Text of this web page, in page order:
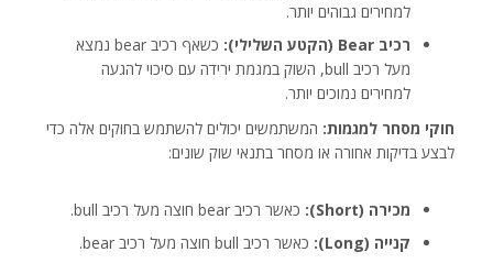
למחירים גבוהים יותר.
רכיב Bear (הקטע השלילי):
כשאף רכיב bear נמצא
מעל רכיב bull, השוק במגמת ירידה עם סיכוי להגעה
למחירים נמוכים יותר.
חוקי מסחר למגמות: המשתמשים יכולים להשתמש בחוקים אלה כדי
לבצע בדיקות אחורה או מסחר בתנאי שוק שונים:
מכירה (Short):
כאשר רכיב bear חוצה מעל רכיב bull.
קנייה (Long):
כאשר רכיב bull חוצה מעל רכיב bear.